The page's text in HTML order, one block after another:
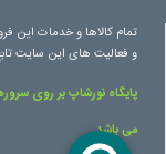
تمام کالاها و خدمات این
و فعالیت های این سایت
پایگاه نورشاپ بر روی
می باشد.